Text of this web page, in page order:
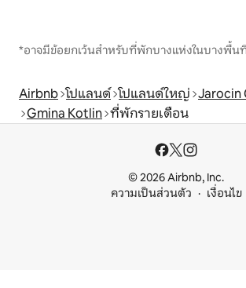
*อาจมีข้อยกเว้นสำหรับที่พักบางแห่งในบางพื้น
Airbnb โปแลนด์ โปแลนด์ใหญ่ Jarocin
Gmina Kotlin ที่พักรายเดือน
© 2026 Airbnb, Inc.
ความเป็นส่วนตัว
เงื่อนไข